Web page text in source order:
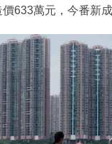
633萬元，今番新成